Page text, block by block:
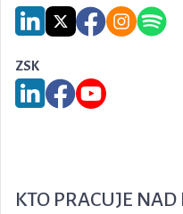
Link do serwisu
Link do serwisu X
Link doLink do
ZSK
Link do serwisu
Link do Facebook
Link do
KTO PRACUJE NAD